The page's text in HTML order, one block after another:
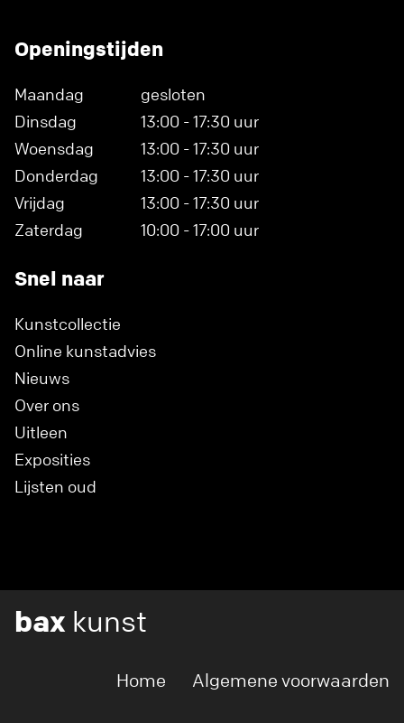
Openingstijden
Maandag
gesloten
Dinsdag
13:00 - 17:30 uur
Woensdag
13:00 - 17:30 uur
Donderdag
13:00 - 17:30 uur
Vrijdag
13:00 - 17:30 uur
Zaterdag
10:00 - 17:00 uur
Snel naar
Kunstcollectie
Online kunstadvies
Nieuws
Over ons
Uitleen
Exposities
Lijsten oud
bax kunst
Home Algemene voorwaarden